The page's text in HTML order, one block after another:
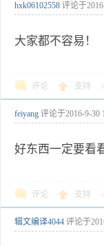
hxk06102558 评论于
大家都不容易！
评论 支持
feiyang 评论于2016-9-30
好东西一定要看
评论 支持
辑文编译4044 评论于